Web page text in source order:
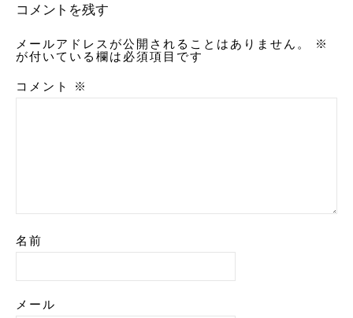
コメントを残す
メールアドレスが公開されることはありません。
※
が付いている欄は必須項目です
コメント ※
名前
メール